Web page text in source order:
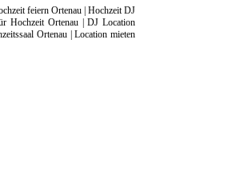
feiern Ortenau | Hochzeit DJ
Hochzeit Ortenau | DJ Location
Ortenau | Location mieten